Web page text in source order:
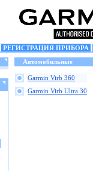
РЕГИСТРАЦИЯ ПРИБОРА
Автомобильные
Garmin Virb 360
Garmin Virb Ultra 30